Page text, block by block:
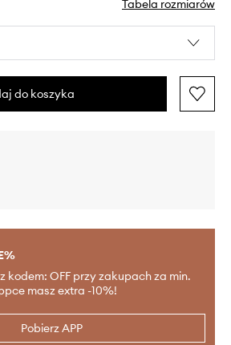
Tabela rozmiarów
do koszyka
kodem: OFF przy zakupach za min.
masz extra -10%!
Pobierz APP